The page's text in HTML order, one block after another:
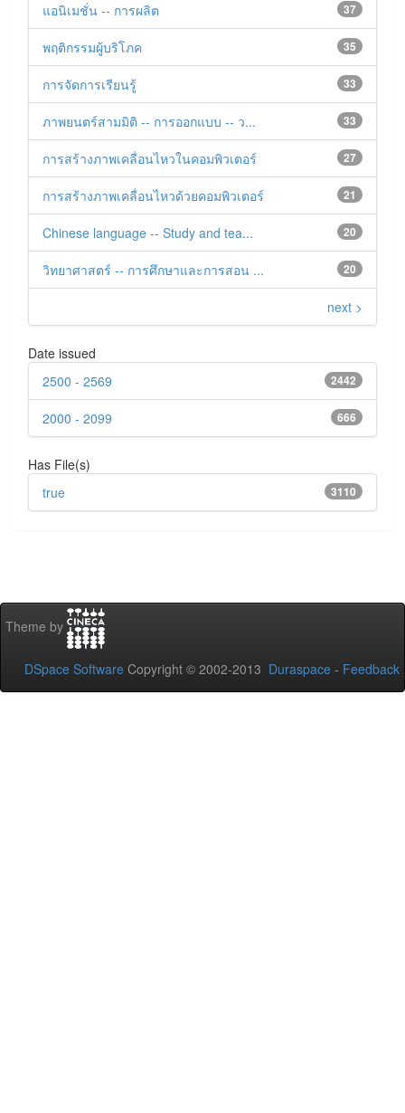
37
แอนิเมชั่น -- การผลิต
35
พฤติกรรมผู้บริโภค
33
การจัดการเรียนรู้
33
ภาพยนตร์สามมิติ -- การออกแบบ -- ว...
27
การสร้างภาพเคลื่อนไหวในคอมพิวเตอร์
21
การสร้างภาพเคลื่อนไหวด้วยคอมพิวเตอร์
20
Chinese language -- Study and tea...
20
วิทยาศาสตร์ -- การศึกษาและการสอน ...
next >
Date issued
2442
2500 - 2569
666
2000 - 2099
Has File(s)
3110
true
Theme by
DSpace Software Copyright © 2002-2013 Duraspace - Feedback